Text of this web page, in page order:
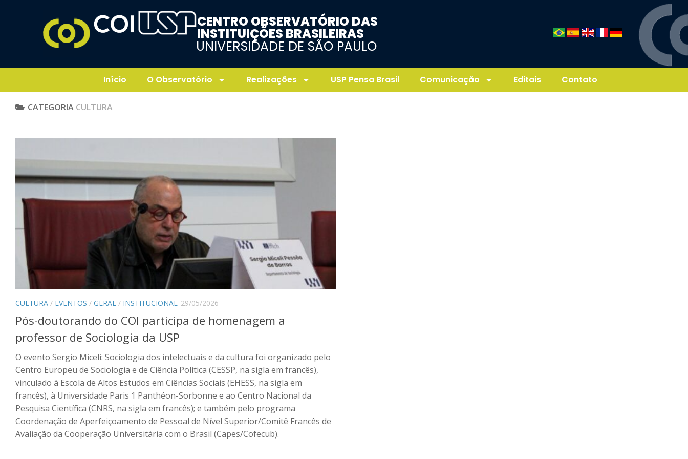
CENTRO OBSERVATÓRIO DAS
INSTITUIÇÕES BRASILEIRAS
UNIVERSIDADE DE SÃO PAULO
Início O Observatório Realizações USP Pensa Brasil Comunicação Editais Contato
CATEGORIA CULTURA
CULTURA / EVENTOS / GERAL / INSTITUCIONAL 29/05/2026
Pós-doutorando do COI participa de homenagem a
professor de Sociologia da USP
O evento Sergio Miceli: Sociologia dos intelectuais e da cultura foi organizado pelo
Centro Europeu de Sociologia e de Ciência Política (CESSP, na sigla em francês),
vinculado à Escola de Altos Estudos em Ciências Sociais (EHESS, na sigla em
francês), à Universidade Paris 1 Panthéon-Sorbonne e ao Centro Nacional da
Pesquisa Científica (CNRS, na sigla em francês); e também pelo programa
Coordenação de Aperfeiçoamento de Pessoal de Nível Superior/Comitê Francês de
Avaliação da Cooperação Universitária com o Brasil (Capes/Cofecub).